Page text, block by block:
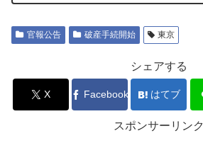
官報公告 破産手続開始 東京
シェアする
X Facebook はてブ
スポンサーリンク